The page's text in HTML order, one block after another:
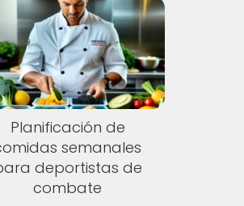
Planificación de
semanales
deportistas de
combate